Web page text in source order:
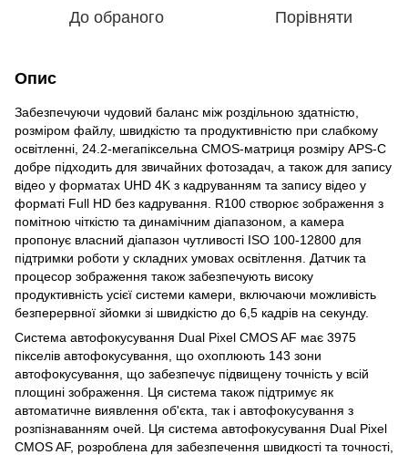
До обраного Порівняти
Опис
Забезпечуючи чудовий баланс між роздільною здатністю,
розміром файлу, швидкістю та продуктивністю при слабкому
освітленні, 24.2-мегапіксельна CMOS-матриця розміру APS-C
добре підходить для звичайних фотозадач, а також для запису
відео у форматах UHD 4K з кадруванням та запису відео у
форматі Full HD без кадрування. R100 створює зображення з
помітною чіткістю та динамічним діапазоном, а камера
пропонує власний діапазон чутливості ISO 100-12800 для
підтримки роботи у складних умовах освітлення. Датчик та
процесор зображення також забезпечують високу
продуктивність усієї системи камери, включаючи можливість
безперервної зйомки зі швидкістю до 6,5 кадрів на секунду.
Система автофокусування Dual Pixel CMOS AF має 3975
пікселів автофокусування, що охоплюють 143 зони
автофокусування, що забезпечує підвищену точність у всій
площині зображення. Ця система також підтримує як
автоматичне виявлення об'єкта, так і автофокусування з
розпізнаванням очей. Ця система автофокусування Dual Pixel
CMOS AF, розроблена для забезпечення швидкості та точності,